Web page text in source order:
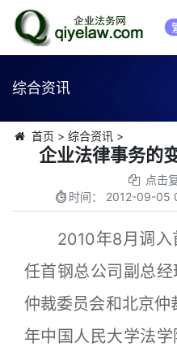
综合资讯
首页 > 综合资讯>
企业法律事务的
点击
时间： 2012-09-05
2010年8月调入
任首钢总公司副总
仲裁委员会和北京
年中国人民大学法